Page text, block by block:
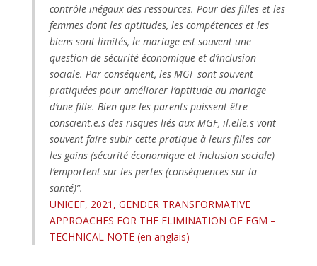
contrôle inégaux des ressources. Pour des filles et les
femmes dont les aptitudes, les compétences et les
biens sont limités, le mariage est souvent une
question de sécurité économique et d’inclusion
sociale. Par conséquent, les MGF sont souvent
pratiquées pour améliorer l’aptitude au mariage
d’une fille. Bien que les parents puissent être
conscient.e.s des risques liés aux MGF, il.elle.s vont
souvent faire subir cette pratique à leurs filles car
les gains (sécurité économique et inclusion sociale)
l’emportent sur les pertes (conséquences sur la
santé)”.
UNICEF, 2021, GENDER TRANSFORMATIVE
APPROACHES FOR THE ELIMINATION OF FGM –
TECHNICAL NOTE (en anglais)